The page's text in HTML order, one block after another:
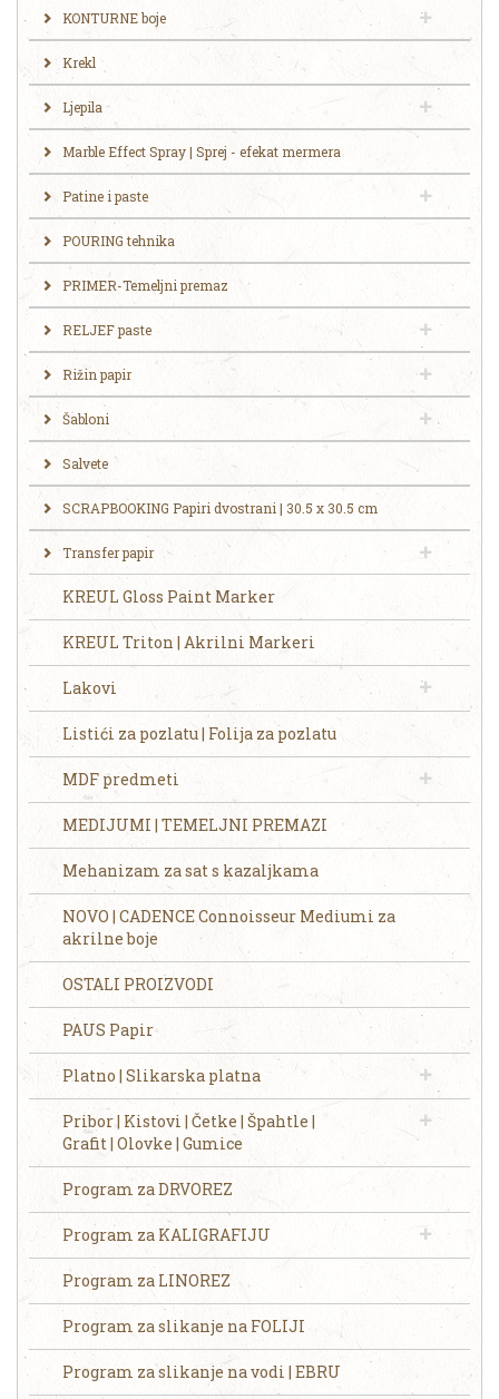
KONTURNE boje
Krekl
Ljepila
Marble Effect Spray | Sprej - efekat mermera
Patine i paste
POURING tehnika
PRIMER-Temeljni premaz
RELJEF paste
Rižin papir
Šabloni
Salvete
SCRAPBOOKING Papiri dvostrani | 30.5 x 30.5 cm
Transfer papir
KREUL Gloss Paint Marker
KREUL Triton | Akrilni Markeri
Lakovi
Listići za pozlatu | Folija za pozlatu
MDF predmeti
MEDIJUMI | TEMELJNI PREMAZI
Mehanizam za sat s kazaljkama
NOVO | CADENCE Connoisseur Mediumi za
akrilne boje
OSTALI PROIZVODI
PAUS Papir
Platno | Slikarska platna
Pribor | Kistovi | Četke | Špahtle |
Grafit | Olovke | Gumice
Program za DRVOREZ
Program za KALIGRAFIJU
Program za LINOREZ
Program za slikanje na FOLIJI
Program za slikanje na vodi | EBRU